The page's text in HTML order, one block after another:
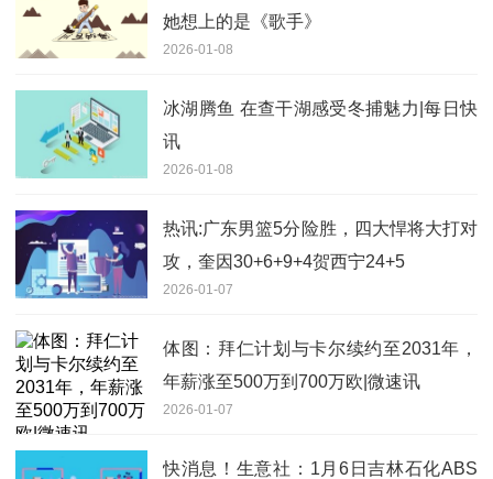
她想上的是《歌手》
2026-01-08
冰湖腾鱼 在查干湖感受冬捕魅力|每日快
讯
2026-01-08
热讯:广东男篮5分险胜，四大悍将大打对
攻，奎因30+6+9+4贺西宁24+5
2026-01-07
体图：拜仁计划与卡尔续约至2031年，
年薪涨至500万到700万欧|微速讯
2026-01-07
快消息！生意社：1月6日吉林石化ABS